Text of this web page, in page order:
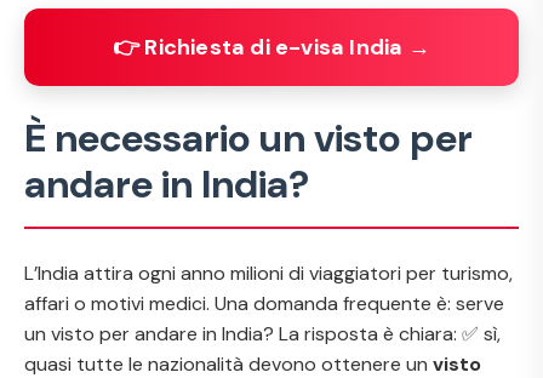
👉 Richiesta di e-visa India →
È necessario un visto per
andare in India?
L’India attira ogni anno milioni di viaggiatori per turismo,
affari o motivi medici. Una domanda frequente è: serve
un visto per andare in India? La risposta è chiara: ✅ sì,
quasi tutte le nazionalità devono ottenere un visto